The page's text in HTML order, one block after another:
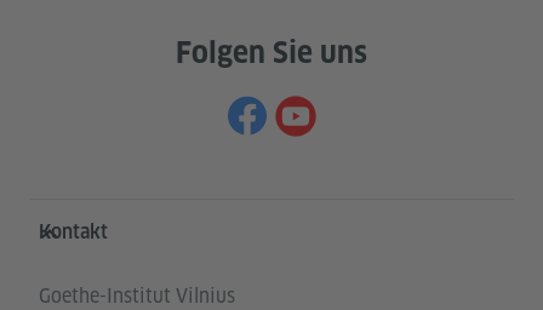
Folgen Sie uns
Service- und Informationsbereich
Kontakt
Goethe-Institut Vilnius